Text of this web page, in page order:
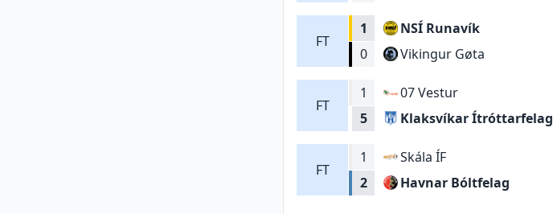
FT
1
0
NSÍ Runavík
Vikingur Gøta
FT
1
5
07 Vestur
Klaksvíkar Ítróttarfelag
FT
1
2
Skála ÍF
Havnar Bóltfelag